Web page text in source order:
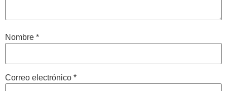
Nombre *
Correo electrónico *